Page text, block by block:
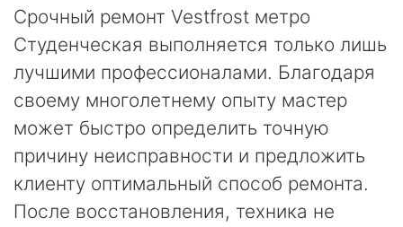
Срочный ремонт Vestfrost метро
Студенческая выполняется только лишь
лучшими профессионалами. Благодаря
своему многолетнему опыту мастер
может быстро определить точную
причину неисправности и предложить
клиенту оптимальный способ ремонта.
После восстановления, техника не